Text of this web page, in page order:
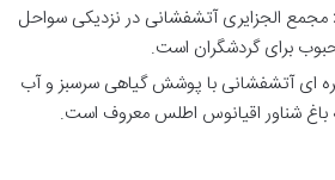
مجمع الجزایری آتشفشانی در نزدیکی سواحل
برای گردشگران است.
ای آتشفشانی با پوشش گیاهی سرسبز و آب
باغ شناور اقیانوس اطلس معروف است.